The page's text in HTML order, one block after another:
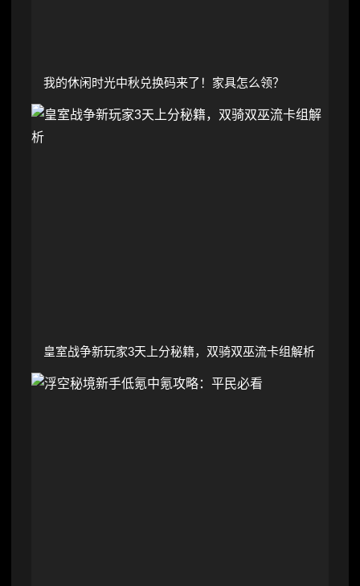
我的休闲时光中秋兑换码来了！家具怎么领？
皇室战争新玩家3天上分秘籍，双骑双巫流卡组解析